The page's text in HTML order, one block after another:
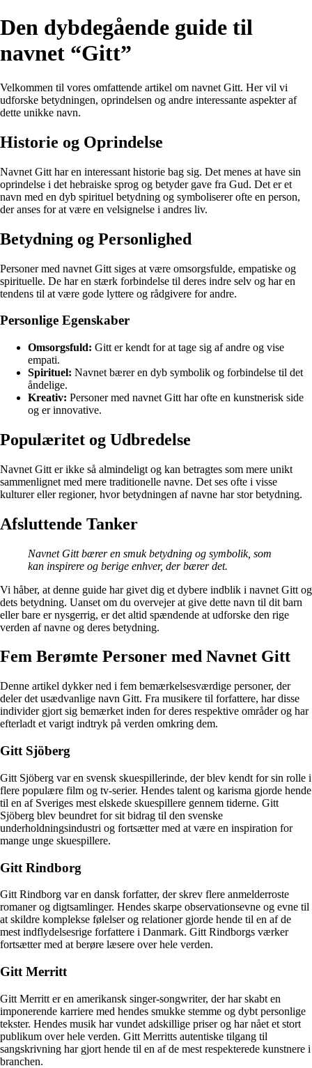
Den dybdegående guide til
navnet “Gitt”
Velkommen til vores omfattende artikel om navnet Gitt. Her vil vi
udforske betydningen, oprindelsen og andre interessante aspekter af
dette unikke navn.
Historie og Oprindelse
Navnet Gitt har en interessant historie bag sig. Det menes at have sin
oprindelse i det hebraiske sprog og betyder gave fra Gud. Det er et
navn med en dyb spirituel betydning og symboliserer ofte en person,
der anses for at være en velsignelse i andres liv.
Betydning og Personlighed
Personer med navnet Gitt siges at være omsorgsfulde, empatiske og
spirituelle. De har en stærk forbindelse til deres indre selv og har en
tendens til at være gode lyttere og rådgivere for andre.
Personlige Egenskaber
Omsorgsfuld: Gitt er kendt for at tage sig af andre og vise
empati.
Spirituel: Navnet bærer en dyb symbolik og forbindelse til det
åndelige.
Kreativ: Personer med navnet Gitt har ofte en kunstnerisk side
og er innovative.
Populæritet og Udbredelse
Navnet Gitt er ikke så almindeligt og kan betragtes som mere unikt
sammenlignet med mere traditionelle navne. Det ses ofte i visse
kulturer eller regioner, hvor betydningen af navne har stor betydning.
Afsluttende Tanker
Navnet Gitt bærer en smuk betydning og symbolik, som
kan inspirere og berige enhver, der bærer det.
Vi håber, at denne guide har givet dig et dybere indblik i navnet Gitt og
dets betydning. Uanset om du overvejer at give dette navn til dit barn
eller bare er nysgerrig, er det altid spændende at udforske den rige
verden af navne og deres betydning.
Fem Berømte Personer med Navnet Gitt
Denne artikel dykker ned i fem bemærkelsesværdige personer, der
deler det usædvanlige navn Gitt. Fra musikere til forfattere, har disse
individer gjort sig bemærket inden for deres respektive områder og har
efterladt et varigt indtryk på verden omkring dem.
Gitt Sjöberg
Gitt Sjöberg var en svensk skuespillerinde, der blev kendt for sin rolle i
flere populære film og tv-serier. Hendes talent og karisma gjorde hende
til en af Sveriges mest elskede skuespillere gennem tiderne. Gitt
Sjöberg blev beundret for sit bidrag til den svenske
underholdningsindustri og fortsætter med at være en inspiration for
mange unge skuespillere.
Gitt Rindborg
Gitt Rindborg var en dansk forfatter, der skrev flere anmelderroste
romaner og digtsamlinger. Hendes skarpe observationsevne og evne til
at skildre komplekse følelser og relationer gjorde hende til en af de
mest indflydelsesrige forfattere i Danmark. Gitt Rindborgs værker
fortsætter med at berøre læsere over hele verden.
Gitt Merritt
Gitt Merritt er en amerikansk singer-songwriter, der har skabt en
imponerende karriere med hendes smukke stemme og dybt personlige
tekster. Hendes musik har vundet adskillige priser og har nået et stort
publikum over hele verden. Gitt Merritts autentiske tilgang til
sangskrivning har gjort hende til en af de mest respekterede kunstnere i
branchen.